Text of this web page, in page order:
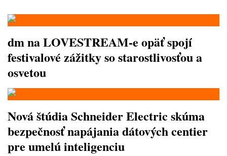
dm na LOVESTREAM-e opäť spojí
festivalové zážitky so starostlivosťou a
osvetou
Nová štúdia Schneider Electric skúma
bezpečnosť napájania dátových centier
pre umelú inteligenciu